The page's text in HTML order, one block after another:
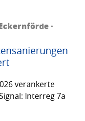
·
verankerte
Interreg 7a